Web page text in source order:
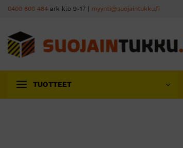
Skip
content
0400 600 484 ark klo 9-17 | myynti@suojaintukku.fi
TUOTTEET